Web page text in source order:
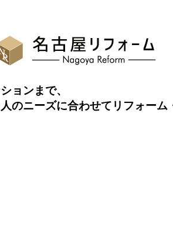
ョンまで、
のニーズに合わせてリフォーム